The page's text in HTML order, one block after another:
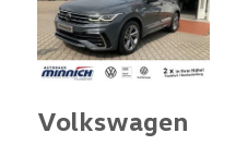
Volkswagen